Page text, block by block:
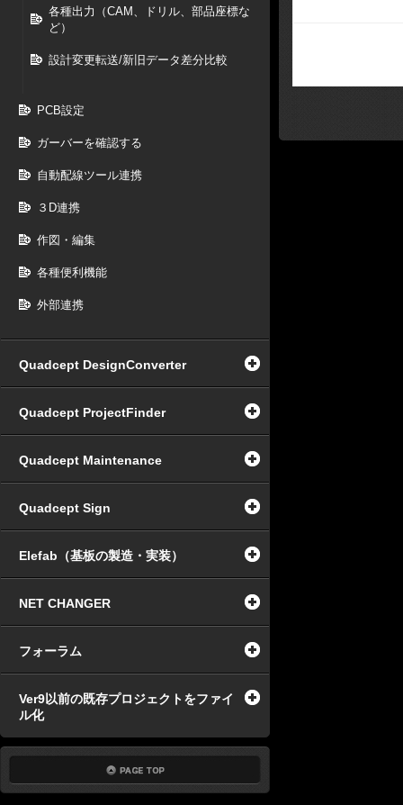
各種出力（CAM、ドリル、部品座標な
ど）
設計変更転送/新旧データ差分比較
PCB設定
ガーバーを確認する
自動配線ツール連携
３D連携
作図・編集
各種便利機能
外部連携
Quadcept DesignConverter
Quadcept ProjectFinder
Quadcept Maintenance
Quadcept Sign
Elefab（基板の製造・実装）
NET CHANGER
フォーラム
Ver9以前の既存プロジェクトをファイ
ル化